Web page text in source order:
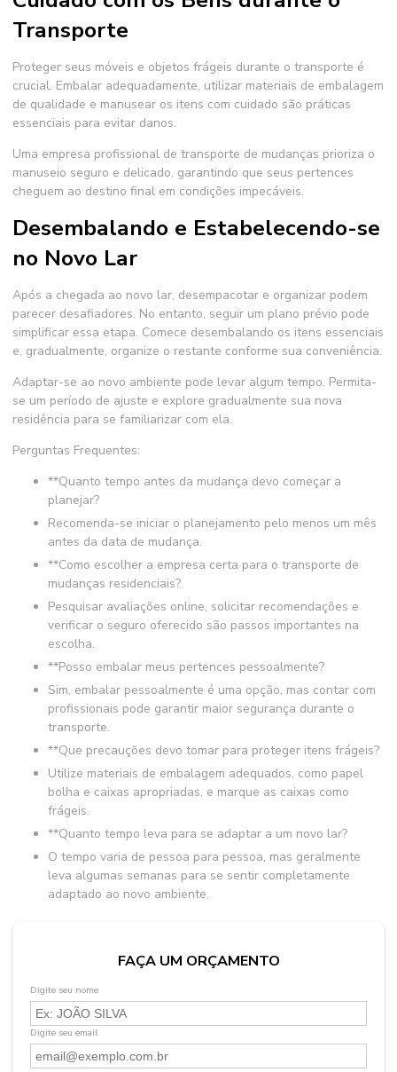
Transporte
Proteger seus móveis e objetos frágeis durante o transporte é
crucial. Embalar adequadamente, utilizar materiais de embalagem
de qualidade e manusear os itens com cuidado são práticas
essenciais para evitar danos.
Uma empresa profissional de transporte de mudanças prioriza o
manuseio seguro e delicado, garantindo que seus pertences
cheguem ao destino final em condições impecáveis.
Desembalando e Estabelecendo-se
no Novo Lar
Após a chegada ao novo lar, desempacotar e organizar podem
parecer desafiadores. No entanto, seguir um plano prévio pode
simplificar essa etapa. Comece desembalando os itens essenciais
e, gradualmente, organize o restante conforme sua conveniência.
Adaptar-se ao novo ambiente pode levar algum tempo. Permita-
se um período de ajuste e explore gradualmente sua nova
residência para se familiarizar com ela.
Perguntas Frequentes:
**Quanto tempo antes da mudança devo começar a
planejar?
Recomenda-se iniciar o planejamento pelo menos um mês
antes da data de mudança.
**Como escolher a empresa certa para o transporte de
mudanças residenciais?
Pesquisar avaliações online, solicitar recomendações e
verificar o seguro oferecido são passos importantes na
escolha.
**Posso embalar meus pertences pessoalmente?
Sim, embalar pessoalmente é uma opção, mas contar com
profissionais pode garantir maior segurança durante o
transporte.
**Que precauções devo tomar para proteger itens frágeis?
Utilize materiais de embalagem adequados, como papel
bolha e caixas apropriadas, e marque as caixas como
frágeis.
**Quanto tempo leva para se adaptar a um novo lar?
O tempo varia de pessoa para pessoa, mas geralmente
leva algumas semanas para se sentir completamente
adaptado ao novo ambiente.
FAÇA UM ORÇAMENTO
Digite seu nome
Digite seu email